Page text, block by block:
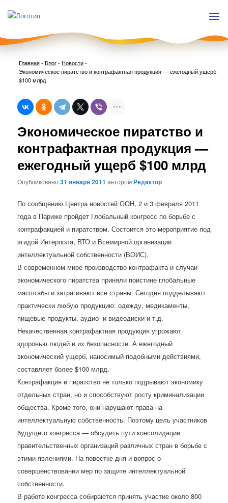
Главная-Блог- Новости-
Экономическое пиратство и контрафактная продукция — ежегодный ущерб
$100 млрд
Экономическое пиратство и
контрафактная продукция —
ежегодный ущерб $100 млрд
Опубликовано31 января 2011 авторомРедактор
По сообщению Центра новостей ООН, 2 и 3 февраля 2011
года в Париже пройдет Глобальный конгресс по борьбе с
контрафакцией и пиратством. Состоится это мероприятие под
эгидой Интерпола, ВТО и Всемирной организации
интеллектуальной собственности (ВОИС).
В современном мире производство контрафакта и случаи
экономического пиратства приняли поистине глобальные
масштабы и затрагивают все страны. Сегодня подделывают
практически любую продукцию: одежду, медикаменты,
пищевые продукты, аудио- и видеодиски и т.д.
Некачественная контрафактная продукция угрожают
здоровью людей и их безопасности. А ежегодный
экономический ущерб, наносимый подобными действиями,
составляет более $100 млрд.
Контрафакция и пиратство не только подрывают экономику
отдельных стран, но и способствуют росту криминализации
общества. Кроме того, они нарушают права на
интеллектуальную собственность. Поэтому цель участников
будущего конгресса — обсудить пути консолидации
правительственных организаций различных стран в борьбе с
этими явлениями. На повестке дня и вопрос о
совершенствовании мер по защите интеллектуальной
собственности.
В работе конгресса собираются принять участие около 800